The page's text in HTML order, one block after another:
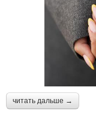
читать дальше →